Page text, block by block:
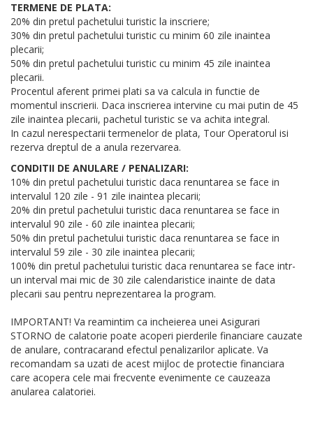
TERMENE DE PLATA:
20% din pretul pachetului turistic la inscriere;
30% din pretul pachetului turistic cu minim 60 zile inaintea
plecarii;
50% din pretul pachetului turistic cu minim 45 zile inaintea
plecarii.
Procentul aferent primei plati sa va calcula in functie de
momentul inscrierii. Daca inscrierea intervine cu mai putin de 45
zile inaintea plecarii, pachetul turistic se va achita integral.
In cazul nerespectarii termenelor de plata, Tour Operatorul isi
rezerva dreptul de a anula rezervarea.
CONDITII DE ANULARE / PENALIZARI:
10% din pretul pachetului turistic daca renuntarea se face in
intervalul 120 zile - 91 zile inaintea plecarii;
20% din pretul pachetului turistic daca renuntarea se face in
intervalul 90 zile - 60 zile inaintea plecarii;
50% din pretul pachetului turistic daca renuntarea se face in
intervalul 59 zile - 30 zile inaintea plecarii;
100% din pretul pachetului turistic daca renuntarea se face intr-
un interval mai mic de 30 zile calendaristice inainte de data
plecarii sau pentru neprezentarea la program.
IMPORTANT! Va reamintim ca incheierea unei Asigurari
STORNO de calatorie poate acoperi pierderile financiare cauzate
de anulare, contracarand efectul penalizarilor aplicate. Va
recomandam sa uzati de acest mijloc de protectie financiara
care acopera cele mai frecvente evenimente ce cauzeaza
anularea calatoriei.